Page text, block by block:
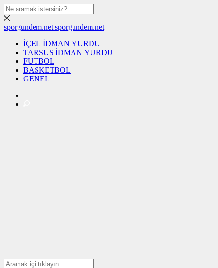
sporgundem.net sporgundem.net
İÇEL İDMAN YURDU
TARSUS İDMAN YURDU
FUTBOL
BASKETBOL
GENEL